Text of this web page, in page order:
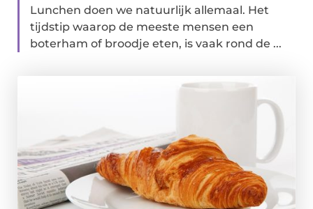
Lunchen doen we natuurlijk allemaal. Het
tijdstip waarop de meeste mensen een
boterham of broodje eten, is vaak rond de ...